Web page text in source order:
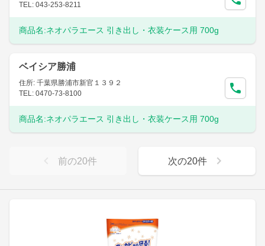
TEL: 043-253-8211
商品名:ネオパラエース 引き出し・衣装ケース用 700g
ベイシア勝浦
住所: 千葉県勝浦市新官１３９２
TEL: 0470-73-8100
商品名:ネオパラエース 引き出し・衣装ケース用 700g
前の20件 次の20件